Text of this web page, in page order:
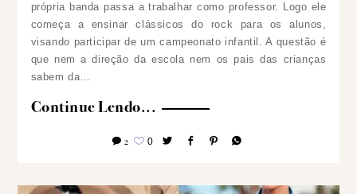
própria banda passa a trabalhar como professor. Logo ele
começa a ensinar clássicos do rock para os alunos,
visando participar de um campeonato infantil. A questão é
que nem a direção da escola nem os pais das crianças
sabem da…
Continue Lendo...
2 0